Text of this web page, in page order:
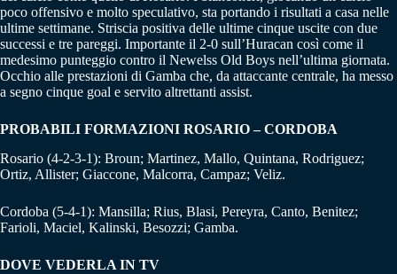
poco offensivo e molto speculativo, sta portando i risultati a casa nelle
ultime settimane. Striscia positiva delle ultime cinque uscite con due
successi e tre pareggi. Importante il 2-0 sull’Huracan così come il
medesimo punteggio contro il Newelss Old Boys nell’ultima giornata.
Occhio alle prestazioni di Gamba che, da attaccante centrale, ha messo
a segno cinque goal e servito altrettanti assist.
PROBABILI FORMAZIONI ROSARIO – CORDOBA
Rosario (4-2-3-1): Broun; Martinez, Mallo, Quintana, Rodriguez;
Ortiz, Allister; Giaccone, Malcorra, Campaz; Veliz.
Cordoba (5-4-1): Mansilla; Rius, Blasi, Pereyra, Canto, Benitez;
Farioli, Maciel, Kalinski, Besozzi; Gamba.
DOVE VEDERLA IN TV